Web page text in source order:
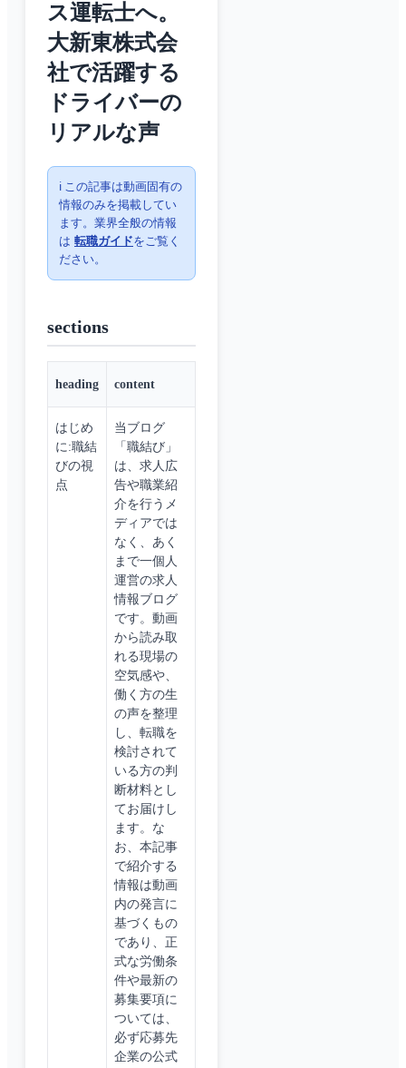
ス運転士へ。
大新東株式会
社で活躍する
ドライバーの
リアルな声
ℹ️ この記事は動画固有の
情報のみを掲載してい
ます。業界全般の情報
は 転職ガイドをご覧く
ださい。
sections
heading content
はじめ
に:職結
びの視
点
当ブログ
「職結び」
は、求人広
告や職業紹
介を行うメ
ディアでは
なく、あく
まで一個人
運営の求人
情報ブログ
です。動画
から読み取
れる現場の
空気感や、
働く方の生
の声を整理
し、転職を
検討されて
いる方の判
断材料とし
てお届けし
ます。な
お、本記事
で紹介する
情報は動画
内の発言に
基づくもの
であり、正
式な労働条
件や最新の
募集要項に
ついては、
必ず応募先
企業の公式